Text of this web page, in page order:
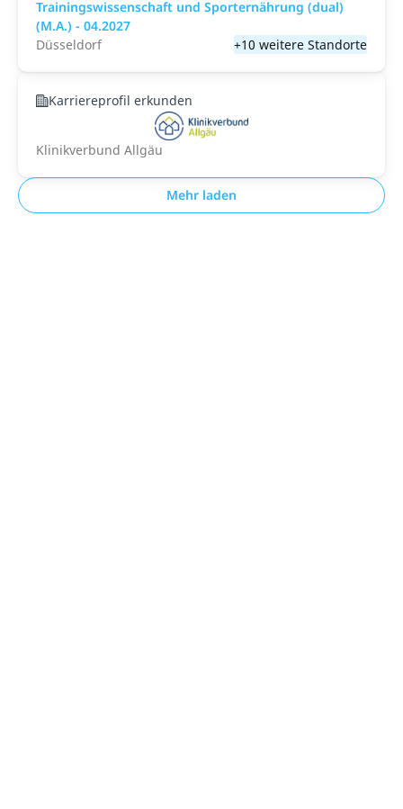
Trainingswissenschaft und Sporternährung (dual)
(M.A.) - 04.2027
Düsseldorf
+10 weitere Standorte
Karriereprofil erkunden
Klinikverbund Allgäu
Mehr laden